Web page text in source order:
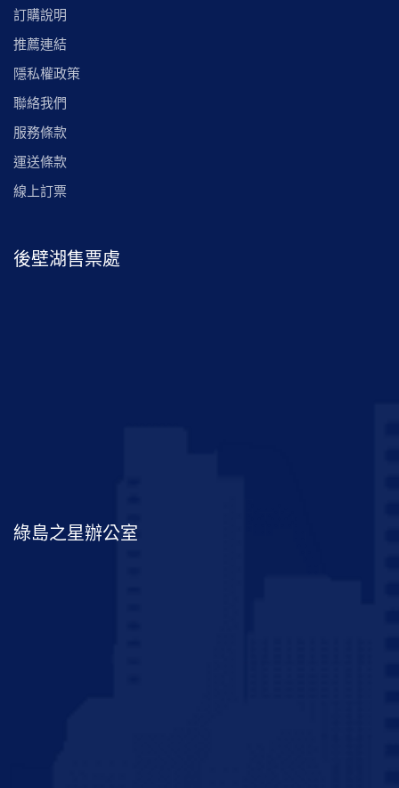
訂購說明
推薦連結
隱私權政策
聯絡我們
服務條款
運送條款
線上訂票
後壁湖售票處
綠島之星辦公室